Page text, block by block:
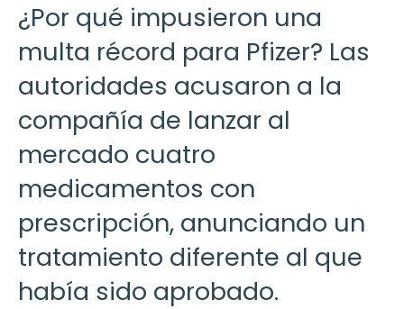
¿Por qué impusieron una
multa récord para Pfizer? Las
autoridades acusaron a la
compañía de lanzar al
mercado cuatro
medicamentos con
prescripción, anunciando un
tratamiento diferente al que
había sido aprobado.